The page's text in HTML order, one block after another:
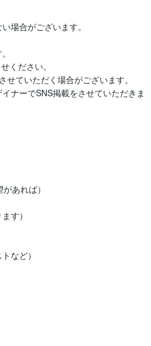
場合がございます。
ください。
ていただく場合がございます。
ナーでSNS掲載をさせていただきま
あれば）
す）
など）